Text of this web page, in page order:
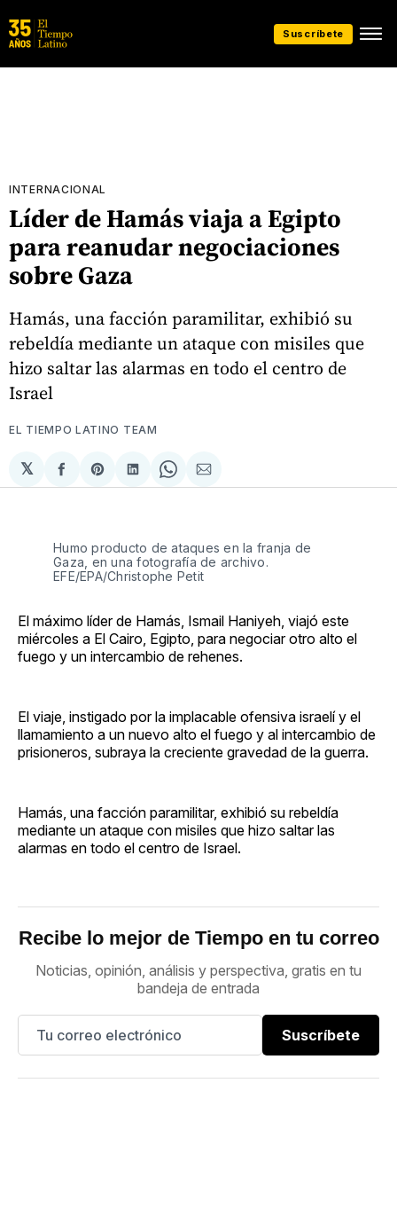
Suscríbete
INTERNACIONAL
Líder de Hamás viaja a Egipto
para reanudar negociaciones
sobre Gaza
Hamás, una facción paramilitar, exhibió su
rebeldía mediante un ataque con misiles que
hizo saltar las alarmas en todo el centro de
Israel
EL TIEMPO LATINO TEAM
𝕏
Compartir
en
Share
on
Compartir
en
Share
on
Compartir
via
Humo producto de ataques en la franja de
Gaza, en una fotografía de archivo.
EFE/EPA/Christophe Petit
El máximo líder de Hamás, Ismail Haniyeh, viajó este
miércoles a El Cairo, Egipto, para negociar otro alto el
fuego y un intercambio de rehenes.
El viaje, instigado por la implacable ofensiva israelí y el
llamamiento a un nuevo alto el fuego y al intercambio de
prisioneros, subraya la creciente gravedad de la guerra.
Hamás, una facción paramilitar, exhibió su rebeldía
mediante un ataque con misiles que hizo saltar las
alarmas en todo el centro de Israel.
Recibe lo mejor de Tiempo en tu correo
Noticias, opinión, análisis y perspectiva, gratis en tu
bandeja de entrada
Suscríbete